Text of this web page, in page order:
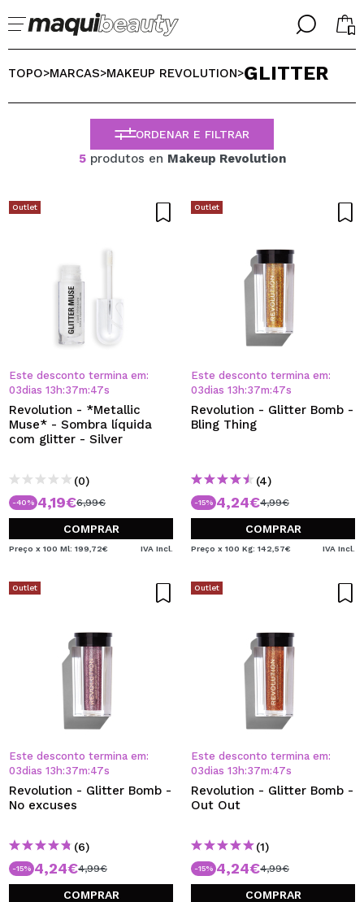
╳
BIENVENIDX!
Esqueceu-se da palavra-passe?
Eu não tenho uma conta aqui
QUERO REGISTAR-ME
Ao criar uma conta no Maquibeauty.pt pode fazer as suas
compras rapidamente, verificar o estado das suas
encomendas e consultar as suas operações anteriores.
CRIAR CONTA
╳
SELECIONE O SEU IDIOMA
PORTUGUESE
ESPAÑOL
ENGLISH
FRANCES
ITALIANO
TOPO>MARCAS>MAKEUP REVOLUTION>GLITTER
ORDENAR E FILTRAR
5produtos en Makeup Revolution
Outlet
Este desconto termina em:
03dias 13 h:37m:46s
Revolution - *Metallic
Muse* - Sombra líquida
com glitter - Silver
(0)
-40% 4,19€6,99€
COMPRAR
Preço x 100 Ml: 199,72€ IVA Incl.
Outlet
Este desconto termina em:
03dias 13 h:37m:46s
Revolution - Glitter Bomb -
Bling Thing
(4)
-15% 4,24€4,99€
COMPRAR
Preço x 100 Kg: 142,57€ IVA Incl.
Outlet
Este desconto termina em:
03dias 13 h:37m:46s
Revolution - Glitter Bomb -
No excuses
(6)
-15% 4,24€4,99€
COMPRAR
Outlet
Este desconto termina em:
03dias 13 h:37m:46s
Revolution - Glitter Bomb -
Out Out
(1)
-15% 4,24€4,99€
COMPRAR